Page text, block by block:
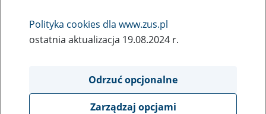
Polityka cookies dla www.zus.pl
ostatnia aktualizacja 19.08.2024 r.
Odrzuć opcjonalne
Zarządzaj opcjami